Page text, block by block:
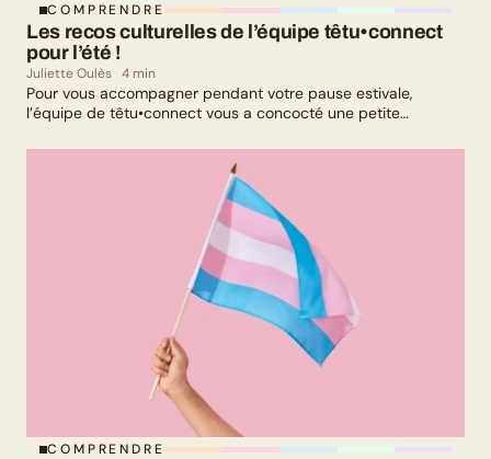
COMPRENDRE
Les recos culturelles de l’équipe têtu•connect
pour l’été !
Juliette Oulès 4 min
Pour vous accompagner pendant votre pause estivale,
l’équipe de têtu•connect vous a concocté une petite
culturelle : il y en a pour tous les goûts !
COMPRENDRE